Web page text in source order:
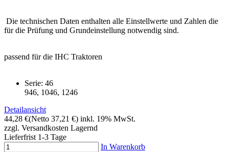
Die technischen Daten enthalten alle Einstellwerte und Zahlen die
für die Prüfung und Grundeinstellung notwendig sind.
passend für die IHC Traktoren
Serie: 46
946, 1046, 1246
Detailansicht
44,28 €(Netto 37,21 €) inkl. 19% MwSt.
zzgl. Versandkosten Lagernd
Lieferfrist 1-3 Tage
In Warenkorb